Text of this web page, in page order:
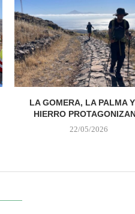
LA GOMERA, LA PALMA
HIERRO
22/05/2026